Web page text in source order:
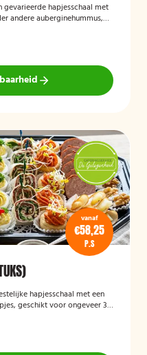
gevarieerde hapjesschaal met
andere auberginehummus,
feesten of zakelijke
vegetarisch eten.
vanaf
€58,25
P.S
hapjesschaal met een
geschikt voor ongeveer 30
gemakkelijke, kant-en-klare
hapjes aan uw gasten.